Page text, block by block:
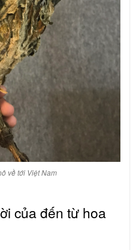
về tới Việt Nam
của đến từ hoa